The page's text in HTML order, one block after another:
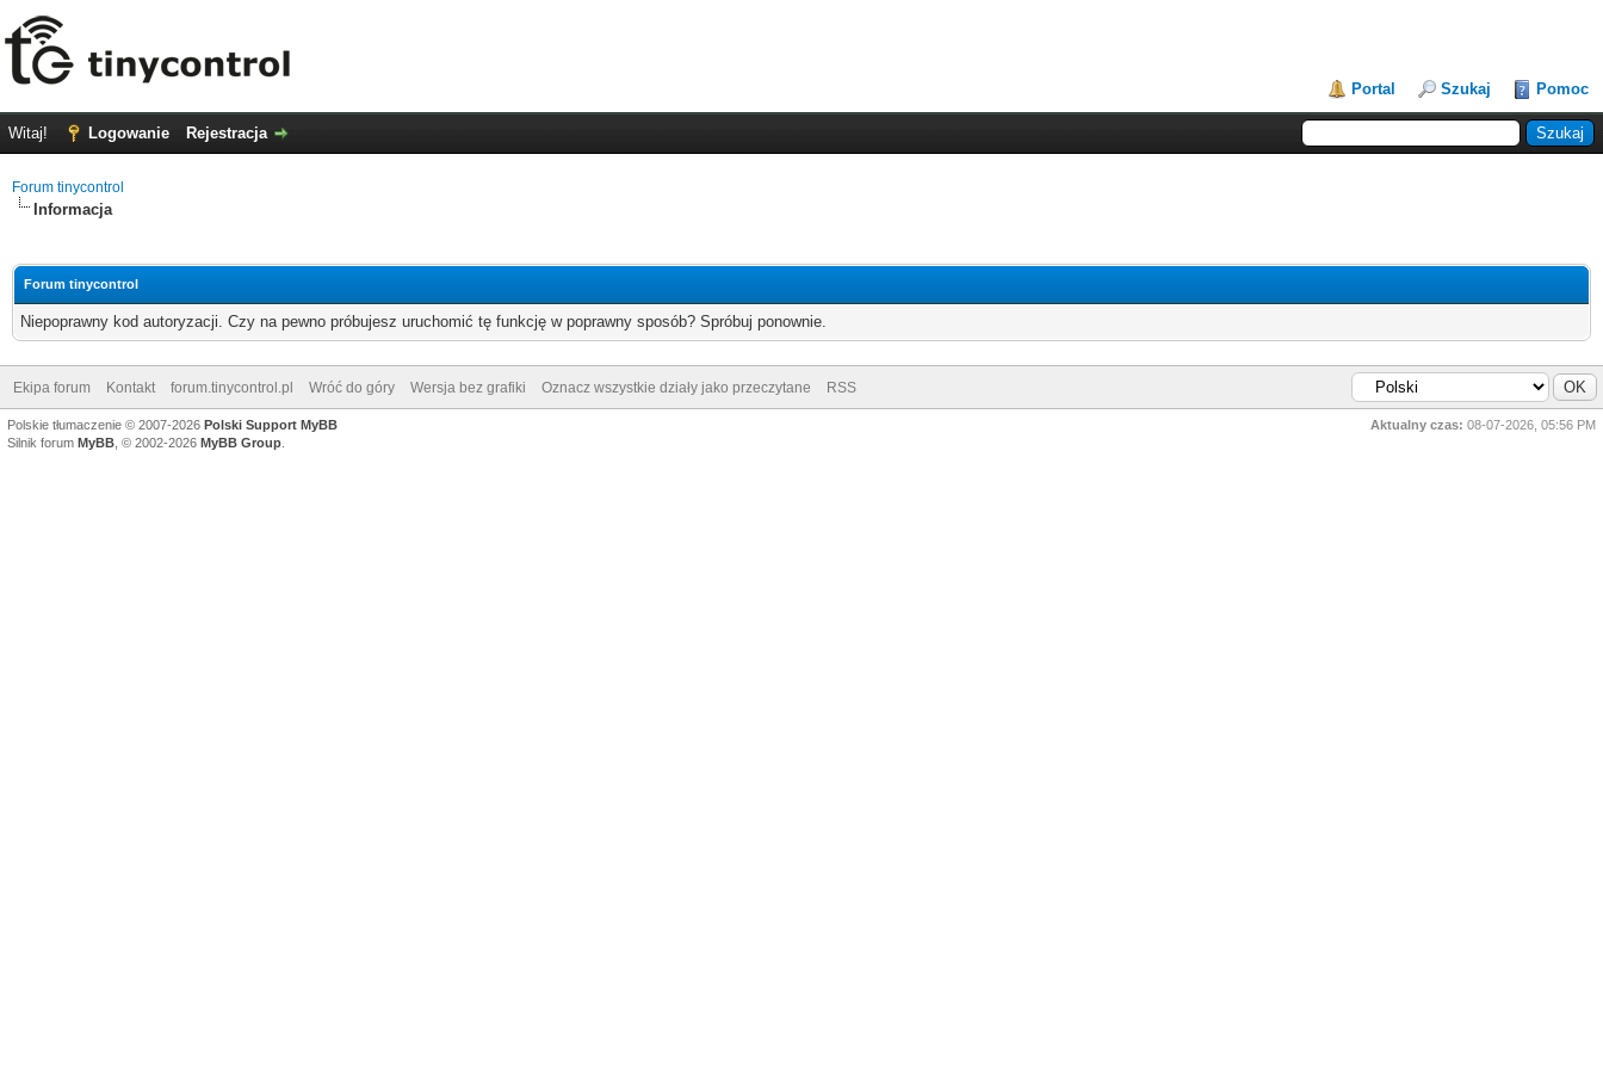
Portal Szukaj Pomoc
Witaj! Logowanie Rejestracja
Forum tinycontrol
Informacja
Forum tinycontrol
Niepoprawny kod autoryzacji. Czy na pewno próbujesz uruchomić tę funkcję w poprawny sposób? Spróbuj ponownie.
Ekipa forum Kontakt forum.tinycontrol.pl Wróć do góry Wersja bez grafiki Oznacz wszystkie działy jako przeczytane RSS
Aktualny czas: 08-07-2026, 05:56 PM
Polskie tłumaczenie © 2007-2026 Polski Support MyBB
Silnik forum MyBB , © 2002-2026 MyBB Group